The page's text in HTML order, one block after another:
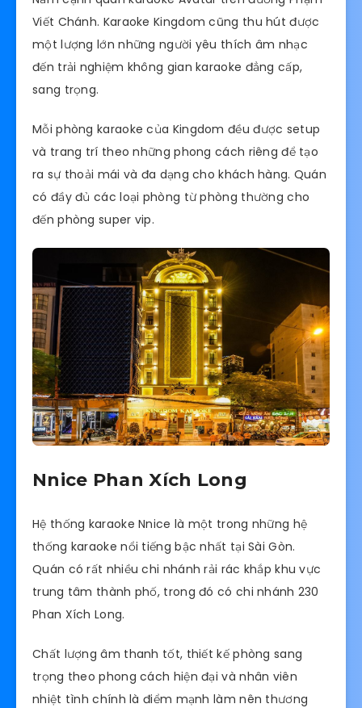
Viết Chánh. Karaoke Kingdom cũng thu hút được
một lượng lớn những người yêu thích âm nhạc
đến trải nghiệm không gian karaoke đẳng cấp,
sang trọng.
Mỗi phòng karaoke của Kingdom đều được setup
và trang trí theo những phong cách riêng để tạo
ra sự thoải mái và đa dạng cho khách hàng. Quán
có đầy đủ các loại phòng từ phòng thường cho
đến phòng super vip.
Nnice Phan Xích Long
Hệ thống karaoke Nnice là một trong những hệ
thống karaoke nổi tiếng bậc nhất tại Sài Gòn.
Quán có rất nhiều chi nhánh rải rác khắp khu vực
trung tâm thành phố, trong đó có chi nhánh 230
Phan Xích Long.
Chất lượng âm thanh tốt, thiết kế phòng sang
trọng theo phong cách hiện đại và nhân viên
nhiệt tình chính là điểm mạnh làm nên thương